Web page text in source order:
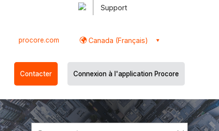
Support
procore.com Canada (Français)
Contacter Connexion à l'application Procore